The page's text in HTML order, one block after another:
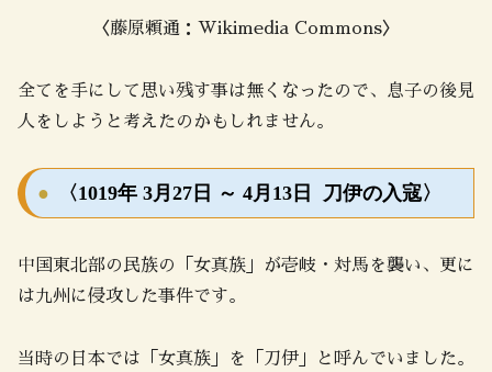
〈藤原頼通：Wikimedia Commons〉
全てを手にして思い残す事は無くなったので、息子の後見
人をしようと考えたのかもしれません。
〈1019年 3月27日 ～ 4月13日 刀伊の入寇〉
中国東北部の民族の「女真族」が壱岐・対馬を襲い、更に
は九州に侵攻した事件です。
当時の日本では「女真族」を「刀伊」と呼んでいました。